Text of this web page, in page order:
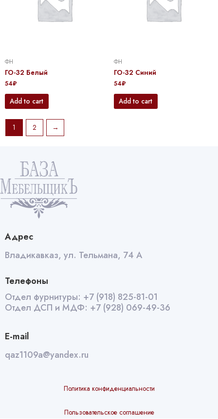
ФН
ГО-32 Белый
54₽
Add to cart
ФН
ГО-32 Синий
54₽
Add to cart
1 2 →
Адрес
Владикавказ, ул. Тельмана, 74 А
Телефоны
Отдел фурнитуры: +7 (918) 825-81-01
Отдел ДСП и МДФ: +7 (928) 069-49-36
E-mail
qaz1109a@yandex.ru
Политика конфиденциальности
Пользовательское соглашение